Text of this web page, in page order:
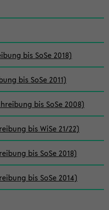
bis SoSe 2018)
bis SoSe 2011)
bis SoSe 2008)
bis WiSe 21/22)
bis SoSe 2018)
bis SoSe 2014)